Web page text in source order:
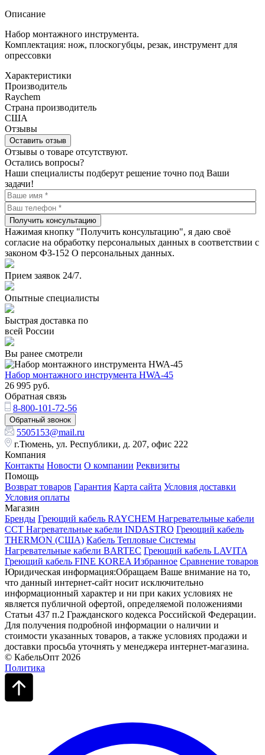
Описание
Набор монтажного инструмента.
Комплектация: нож, плоскогубцы, резак, инструмент для
опрессовки
Характеристики
Производитель
Raychem
Страна производитель
США
Отзывы
Оставить отзыв
Отзывы о товаре отсутствуют.
Остались вопросы?
Наши специалисты подберут решение точно под Ваши
задачи!
Получить консультацию
Нажимая кнопку "Получить консультацию", я даю своё
согласие на обработку персональных данных в соответствии с
законом ФЗ-152 О персональных данных.
Прием заявок 24/7.
Опытные специалисты
Быстрая доставка по
всей России
Вы ранее смотрели
Набор монтажного инструмента HWA-45
26 995 руб.
Обратная связь
8-800-101-72-56
Обратный звонок
5505153@mail.ru
г.Тюмень, ул. Республики, д. 207, офис 222
Компания
Контакты Новости О компании Реквизиты
Помощь
Возврат товаров Гарантия Карта сайта Условия доставки
Условия оплаты
Магазин
Бренды Греющий кабель RAYCHEM Нагревательные кабели
ССТ Нагревательные кабели INDASTRO Греющий кабель
THERMON (США) Кабель Тепловые Системы
Нагревательные кабели BARTEC Греющий кабель LAVITA
Греющий кабель FINE KOREA Избранное Сравнение товаров
Юридическая информация:Обращаем Ваше внимание на то,
что данный интернет-сайт носит исключительно
информационный характер и ни при каких условиях не
является публичной офертой, определяемой положениями
Статьи 437 п.2 Гражданского кодекса Российской Федерации.
Для получения подробной информации о наличии и
стоимости указанных товаров, а также условиях продажи и
доставки просьба уточнять у менеджера интернет-магазина.
© КабельОпт 2026
Политика